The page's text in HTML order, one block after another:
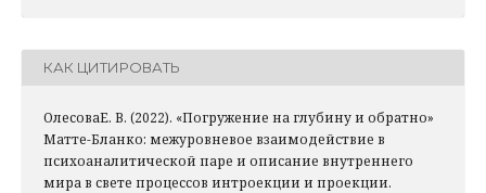
КАК ЦИТИРОВАТЬ
ОлесоваЕ. В. (2022). «Погружение на глубину и обратно»
Матте-Бланко: межуровневое взаимодействие в
психоаналитической паре и описание внутреннего
мира в свете процессов интроекции и проекции.